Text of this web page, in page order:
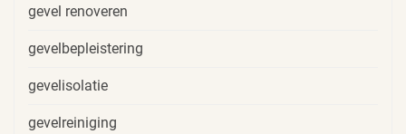
gevel renoveren
gevelbepleistering
gevelisolatie
gevelreiniging